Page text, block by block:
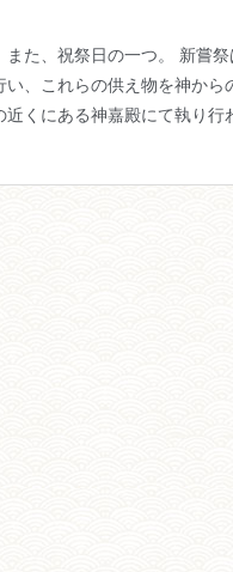
た、祝祭日の一つ。 新嘗
、これらの供え物を神か
くにある神嘉殿にて執り